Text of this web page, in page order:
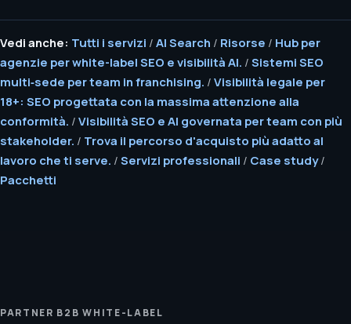
Vedi anche: Tutti i servizi / AI Search / Risorse / Hub per
agenzie per white-label SEO e visibilità AI. / Sistemi SEO
multi‑sede per team in franchising. / Visibilità legale per
18+: SEO progettata con la massima attenzione alla
conformità. / Visibilità SEO e AI governata per team con più
stakeholder. / Trova il percorso d'acquisto più adatto al
lavoro che ti serve. / Servizi professionali / Case study/
Pacchetti
PARTNER B2B WHITE-LABEL